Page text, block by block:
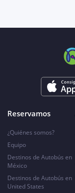
Reservamos
¿Quiénes somos?
Equipo
Destinos de Autobús en
México
Destinos de Autobús en
United States